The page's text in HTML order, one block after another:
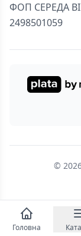
ФОП СЕРЕДА
2498501059
©
Головна